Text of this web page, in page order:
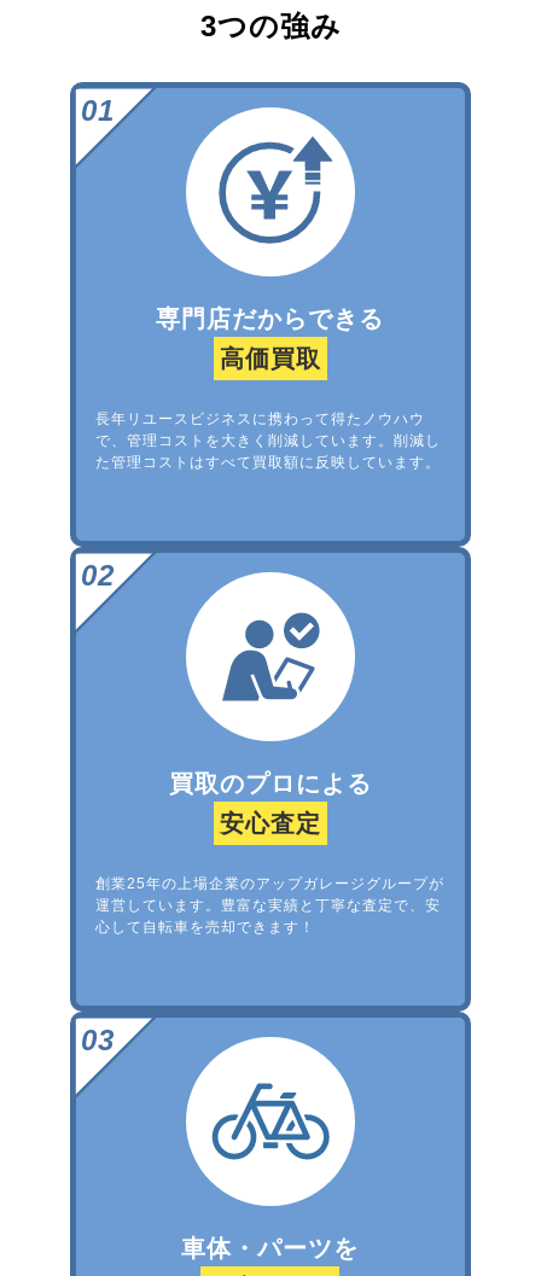
3つの強み
専門店だからできる
高価買取
長年リユースビジネスに携わって得たノウハウ
で、管理コストを大きく削減しています。削減し
た管理コストはすべて買取額に反映しています。
買取のプロによる
安心査定
創業25年の上場企業のアップガレージグループが
運営しています。豊富な実績と丁寧な査定で、安
心して自転車を売却できます！
車体・パーツを